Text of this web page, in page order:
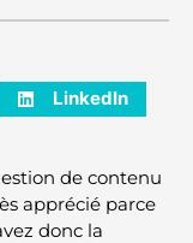
LinkedIn
de contenu
apprécié parce
donc la